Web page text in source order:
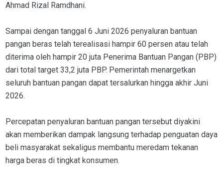
Ahmad Rizal Ramdhani.
Sampai dengan tanggal 6 Juni 2026 penyaluran bantuan
pangan beras telah terealisasi hampir 60 persen atau telah
diterima oleh hampir 20 juta Penerima Bantuan Pangan (PBP)
dari total target 33,2 juta PBP. Pemerintah menargetkan
seluruh bantuan pangan dapat tersalurkan hingga akhir Juni
2026.
Percepatan penyaluran bantuan pangan tersebut diyakini
akan memberikan dampak langsung terhadap penguatan daya
beli masyarakat sekaligus membantu meredam tekanan
harga beras di tingkat konsumen.